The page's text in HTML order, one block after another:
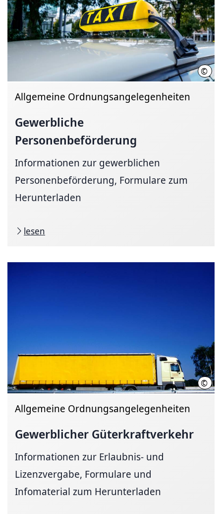
©
Allgemeine Ordnungsangelegenheiten
Gewerbliche
Personenbeförderung
Informationen zur gewerblichen
Personenbeförderung, Formulare zum
Herunterladen
lesen
©
Allgemeine Ordnungsangelegenheiten
Gewerblicher Güterkraftverkehr
Informationen zur Erlaubnis- und
Lizenzvergabe, Formulare und
Infomaterial zum Herunterladen